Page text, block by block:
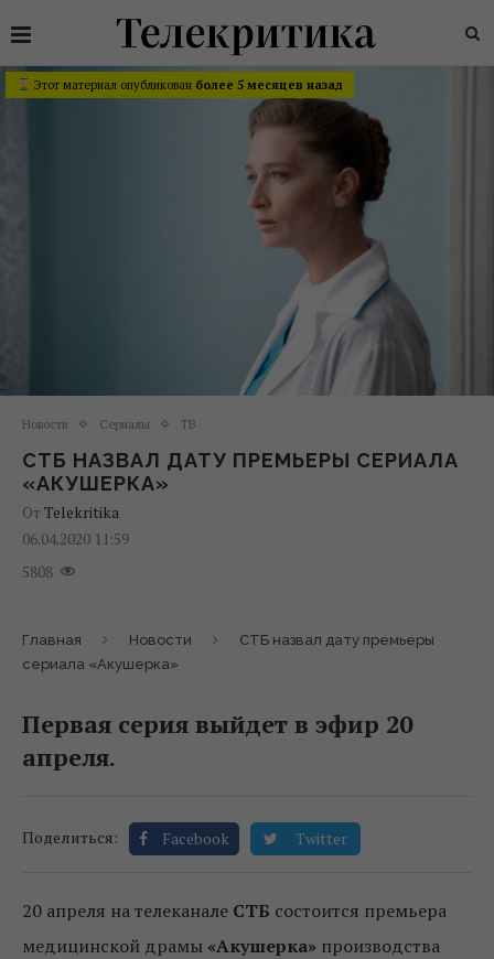
Этот материал опубликован более 5 месяцев назад
Новости Сериалы ТВ
СТБ НАЗВАЛ ДАТУ ПРЕМЬЕРЫ СЕРИАЛА
«АКУШЕРКА»
От Telekritika
06.04.2020 11:59
5808
Главная Новости
СТБ назвал дату премьеры
сериала «Акушерка»
Первая серия выйдет в эфир 20
апреля.
Поделиться: Facebook Twitter
20 апреля на телеканале СТБ состоится премьера
медицинской драмы «Акушерка» производства